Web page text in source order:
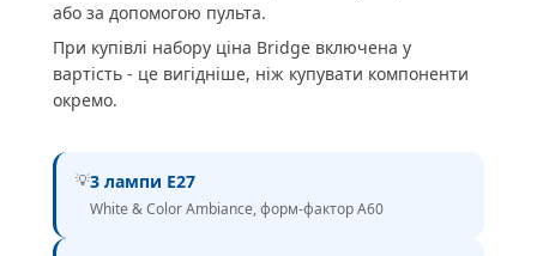
або за допомогою пульта.
При купівлі набору ціна Bridge включена у
вартість - це вигідніше, ніж купувати компоненти
окремо.
💡3 лампи E27
White & Color Ambiance, форм-фактор A60